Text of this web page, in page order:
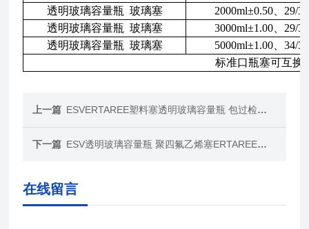
透明玻璃容量瓶 玻璃塞
2000ml±0.50、29/32
透明玻璃容量瓶 玻璃塞
3000ml±1.00、29/32
透明玻璃容量瓶 玻璃塞
5000ml±1.00、34/35
标准口瓶塞可互换
上一篇 ESVERTAREE塑料塞透明玻璃容量瓶 包过检量瓶
下一篇 ESV透明玻璃容量瓶 聚四氟乙烯塞ERTAREE包过检
在线留言